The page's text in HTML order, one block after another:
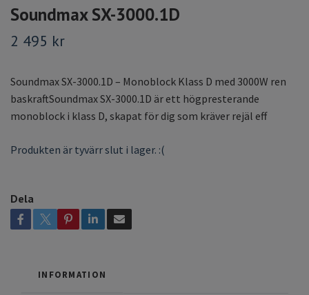
Soundmax SX-3000.1D
2 495 kr
Soundmax SX-3000.1D – Monoblock Klass D med 3000W ren
baskraftSoundmax SX-3000.1D är ett högpresterande
monoblock i klass D, skapat för dig som kräver rejäl eff
Produkten är tyvärr slut i lager. :(
Dela
INFORMATION